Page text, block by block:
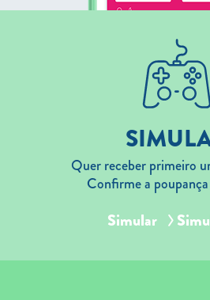
Quer receber primeiro
Confirme a
Simular